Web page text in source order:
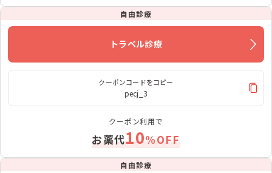
自由診療
トラベル診療
クーポンコードをコピー
pecj_3
クーポン利用で
お薬代10%OFF
自由診療